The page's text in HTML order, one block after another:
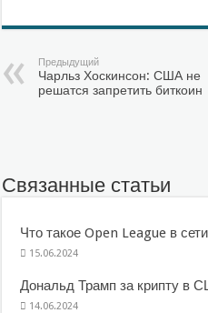
Предыдущий
Чарльз Хоскинсон: США не
решатся запретить биткоин
Связанные статьи
Что такое Open League в
15.06.2024
Дональд Трамп за крипту в
14.06.2024